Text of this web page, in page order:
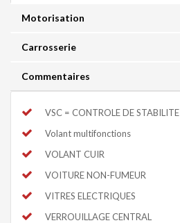
Motorisation
Carrosserie
Commentaires
VSC = CONTROLE DE STABILITE
Volant multifonctions
VOLANT CUIR
VOITURE NON-FUMEUR
VITRES ELECTRIQUES
VERROUILLAGE CENTRAL